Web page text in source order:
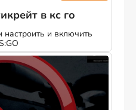
в кс го
и включить